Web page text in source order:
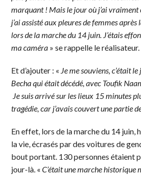
marquant ! Mais le jour où j’ai vraiment
j’ai assisté aux pleures de femmes
lors de la marche du 14 juin. J’étais
ma caméra » se rappelle le réalisateur.
Et d’ajouter : « Je me souviens, c’était
Becha qui était décédé, avec Toufik
Je suis arrivé sur les lieux 15 minutes
tragédie, car j’avais couvert une partie
En effet, lors de la marche du 14 juin,
la vie, écrasés par des voitures de
bout portant. 130 personnes étaient
jour-là. «C’était une marche historique